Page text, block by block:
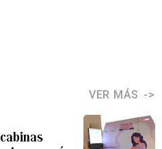
VER MÁS